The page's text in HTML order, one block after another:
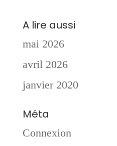
A lire aussi
mai 2026
avril 2026
janvier 2020
Méta
Connexion